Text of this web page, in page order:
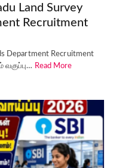
Land Survey
Recruitment
Department Recruitment
வகுப்பு… Read More